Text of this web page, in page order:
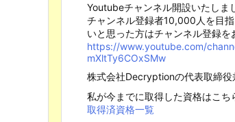
Youtubeチャンネル開設いたしま
チャンネル登録者10,000人を目
いと思った方はチャンネル登録を
https://www.youtube.com/
mXltTy6COxSMw
株式会社Decryptionの代表取締役
私が今までに取得した資格はこち
取得済資格一覧